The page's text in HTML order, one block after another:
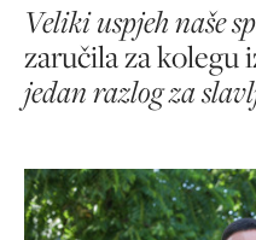
Veliki uspjeh naše
zaručila za kolegu
jedan razlog za